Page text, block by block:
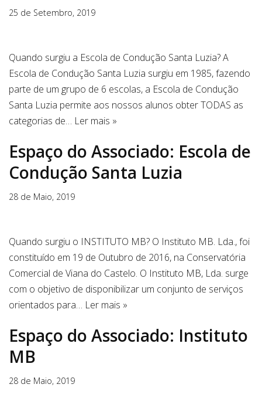
25 de Setembro, 2019
Quando surgiu a Escola de Condução Santa Luzia? A
Escola de Condução Santa Luzia surgiu em 1985, fazendo
parte de um grupo de 6 escolas, a Escola de Condução
Santa Luzia permite aos nossos alunos obter TODAS as
categorias de… Ler mais »
Espaço do Associado: Escola de
Condução Santa Luzia
28 de Maio, 2019
Quando surgiu o INSTITUTO MB? O Instituto MB. Lda., foi
constituído em 19 de Outubro de 2016, na Conservatória
Comercial de Viana do Castelo. O Instituto MB, Lda. surge
com o objetivo de disponibilizar um conjunto de serviços
orientados para… Ler mais »
Espaço do Associado: Instituto
MB
28 de Maio, 2019